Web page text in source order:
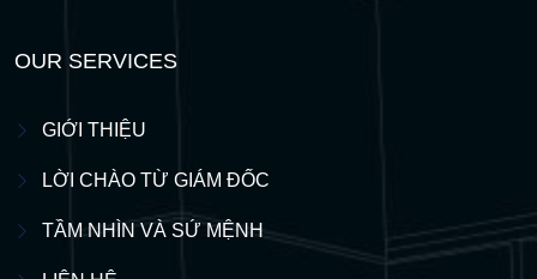
OUR SERVICES
GIỚI THIỆU
LỜI CHÀO TỪ GIÁM ĐỐC
TẦM NHÌN VÀ SỨ MỆNH